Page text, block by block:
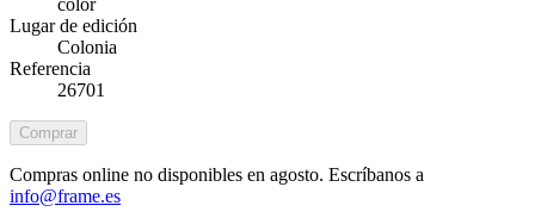
Lugar de edición
Colonia
Referencia
26701
Comprar
Compras online no disponibles en agosto. Escríbanos a
info@frame.es